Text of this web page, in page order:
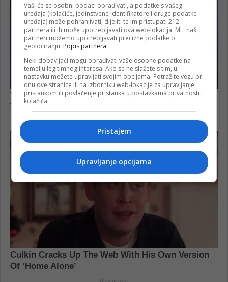
Vaši će se osobni podaci obrađivati, a podatke s vašeg
uređaja (kolačiće, jedinstvene identifikatore i druge podatke
uređaja) može pohranjivati, dijeliti te im pristupati 212
partnera ili ih može upotrebljavati ova web-lokacija. Mi i naši
partneri možemo upotrebljavati precizne podatke o
geolociranju. Popis partnera.
Neki dobavljači mogu obrađivati vaše osobne podatke na
temelju legitimnog interesa. Ako se ne slažete s tim, u
nastavku možete upravljati svojim opcijama. Potražite vezu pri
dnu ove stranice ili na izborniku web-lokacije za upravljanje
pristankom ili povlačenje pristanka u postavkama privatnosti i
kolačića.
Pristajem
Upravljanje opcijama